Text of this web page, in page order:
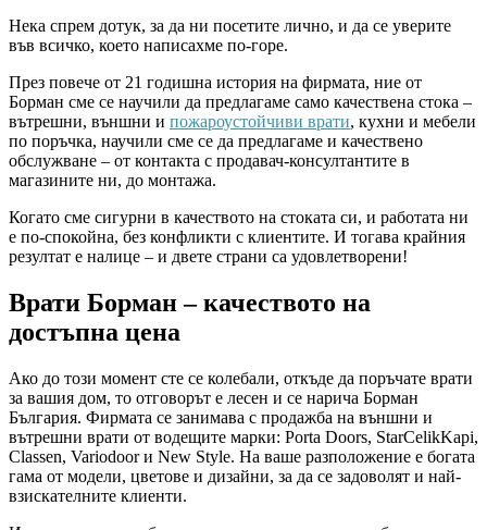
Нека спрем дотук, за да ни посетите лично, и да се уверите
във всичко, което написахме по-горе.
През повече от 21 годишна история на фирмата, ние от
Борман сме се научили да предлагаме само качествена стока –
вътрешни, външни и пожароустойчиви врати, кухни и мебели
по поръчка, научили сме се да предлагаме и качествено
обслужване – от контакта с продавач-консултантите в
магазините ни, до монтажа.
Когато сме сигурни в качеството на стоката си, и работата ни
е по-спокойна, без конфликти с клиентите. И тогава крайния
резултат е налице – и двете страни са удовлетворени!
Врати Борман – качеството на
достъпна цена
Ако до този момент сте се колебали, откъде да поръчате врати
за вашия дом, то отговорът е лесен и се нарича Борман
България. Фирмата се занимава с продажба на външни и
вътрешни врати от водещите марки: Porta Doors, StarCelikKapi,
Classen, Variodoor и New Style. На ваше разположение е богата
гама от модели, цветове и дизайни, за да се задоволят и най-
взискателните клиенти.